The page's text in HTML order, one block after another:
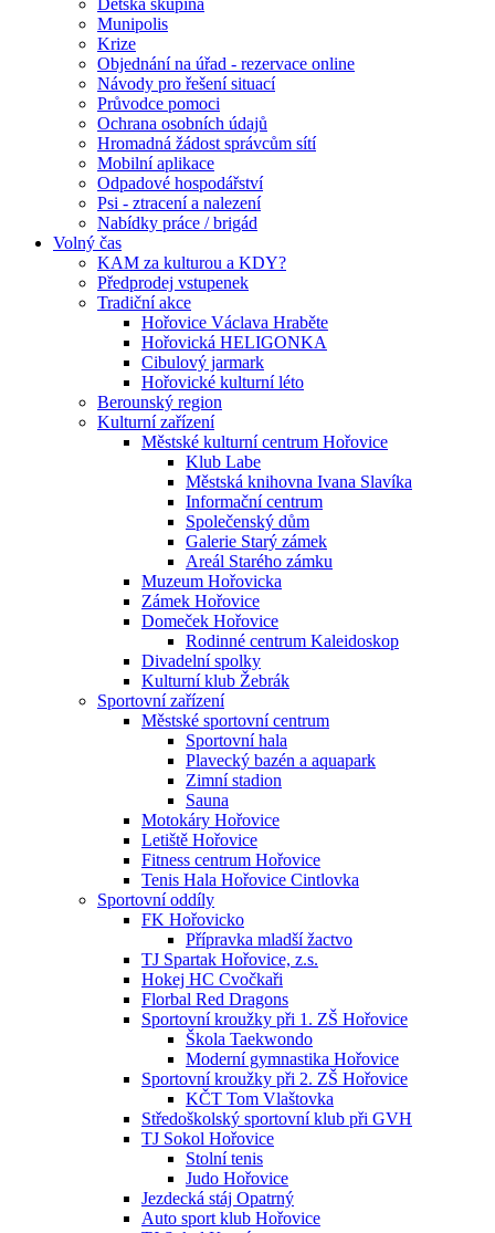
Dětská skupina
Munipolis
Krize
Objednání na úřad - rezervace online
Návody pro řešení situací
Průvodce pomoci
Ochrana osobních údajů
Hromadná žádost správcům sítí
Mobilní aplikace
Odpadové hospodářství
Psi - ztracení a nalezení
Nabídky práce / brigád
Volný čas
KAM za kulturou a KDY?
Předprodej vstupenek
Tradiční akce
Hořovice Václava Hraběte
Hořovická HELIGONKA
Cibulový jarmark
Hořovické kulturní léto
Berounský region
Kulturní zařízení
Městské kulturní centrum Hořovice
Klub Labe
Městská knihovna Ivana Slavíka
Informační centrum
Společenský dům
Galerie Starý zámek
Areál Starého zámku
Muzeum Hořovicka
Zámek Hořovice
Domeček Hořovice
Rodinné centrum Kaleidoskop
Divadelní spolky
Kulturní klub Žebrák
Sportovní zařízení
Městské sportovní centrum
Sportovní hala
Plavecký bazén a aquapark
Zimní stadion
Sauna
Motokáry Hořovice
Letiště Hořovice
Fitness centrum Hořovice
Tenis Hala Hořovice Cintlovka
Sportovní oddíly
FK Hořovicko
Přípravka mladší žactvo
TJ Spartak Hořovice, z.s.
Hokej HC Cvočkaři
Florbal Red Dragons
Sportovní kroužky při 1. ZŠ Hořovice
Škola Taekwondo
Moderní gymnastika Hořovice
Sportovní kroužky při 2. ZŠ Hořovice
KČT Tom Vlaštovka
Středoškolský sportovní klub při GVH
TJ Sokol Hořovice
Stolní tenis
Judo Hořovice
Jezdecká stáj Opatrný
Auto sport klub Hořovice